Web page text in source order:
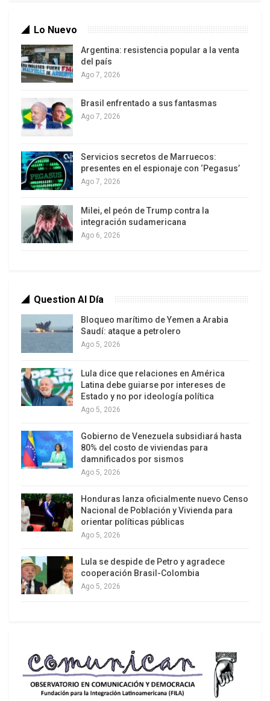
Lo Nuevo
Argentina: resistencia popular a la venta
del país
Ago 7, 2026
Brasil enfrentado a sus fantasmas
Ago 7, 2026
Servicios secretos de Marruecos:
presentes en el espionaje con ‘Pegasus’
Ago 7, 2026
Milei, el peón de Trump contra la
integración sudamericana
Ago 6, 2026
Question Al Día
Bloqueo marítimo de Yemen a Arabia
Saudí: ataque a petrolero
Ago 5, 2026
Lula dice que relaciones en América
Latina debe guiarse por intereses de
Estado y no por ideología política
Ago 5, 2026
Gobierno de Venezuela subsidiará hasta
80% del costo de viviendas para
damnificados por sismos
Ago 5, 2026
Honduras lanza oficialmente nuevo Censo
Nacional de Población y Vivienda para
orientar políticas públicas
Ago 5, 2026
Lula se despide de Petro y agradece
cooperación Brasil-Colombia
Ago 5, 2026